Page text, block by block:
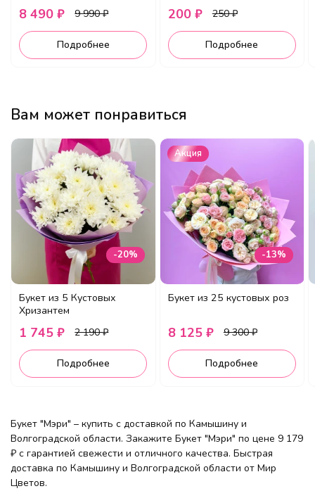
8 490 ₽ 9 990 ₽
Подробнее
200 ₽ 250 ₽
Подробнее
Вам может понравиться
-20%
Букет из 5 Кустовых
Хризантем
1 745 ₽ 2 190 ₽
Подробнее
Акция
-13%
Букет из 25 кустовых роз
8 125 ₽ 9 300 ₽
Подробнее
Букет "Мэри" – купить с доставкой по Камышину и
Волгоградской области. Закажите Букет "Мэри" по цене 9 179
₽ с гарантией свежести и отличного качества. Быстрая
доставка по Камышину и Волгоградской области от Мир
Цветов.